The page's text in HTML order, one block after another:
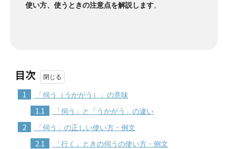
使い方、使うときの注意点を解説します。
目次
1 「伺う（うかがう）」の意味
1.1 「伺う」と「うかがう」の違い
2 「伺う」の正しい使い方・例文
2.1 「行く」ときの伺うの使い方・例文